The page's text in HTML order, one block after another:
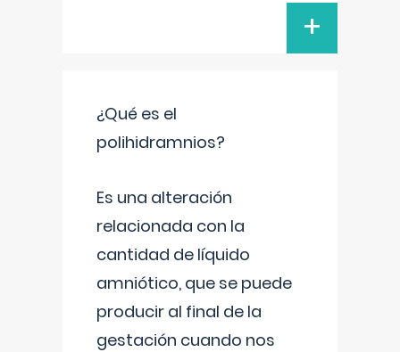
+
¿Qué es el
polihidramnios?
Es una alteración
relacionada con la
cantidad de líquido
amniótico, que se puede
producir al final de la
gestación cuando nos